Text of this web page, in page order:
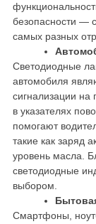
безопасности —
самых разных
Светодиодные
автомобиля
сигнализации на
в указателях
помогают
такие как заряд
уровень масла.
светодиодные
выбором.
Смартфоны,